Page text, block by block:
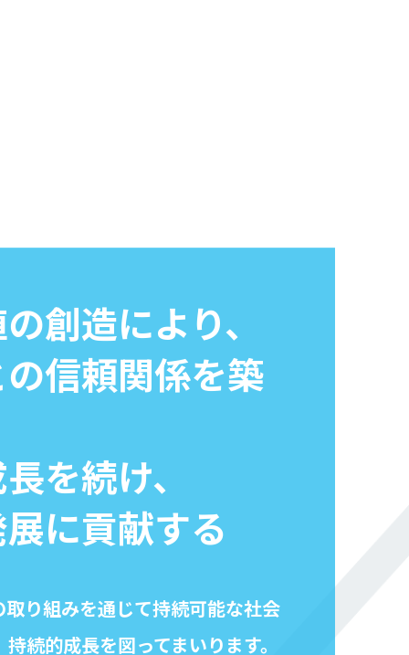
創造により、
信頼関係を築
を続け、
に貢献する
取り組みを通じて持続可能な社会
続的成長を図ってまいります。